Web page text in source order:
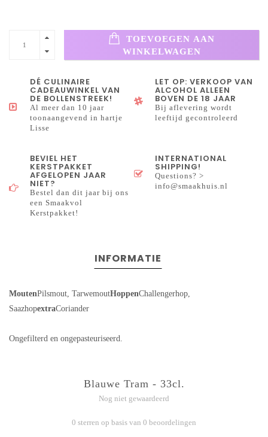
TOEVOEGEN AAN
WINKELWAGEN
DÉ CULINAIRE
CADEAUWINKEL VAN
DE BOLLENSTREEK!
Al meer dan 10 jaar
toonaangevend in hartje
Lisse
LET OP: VERKOOP VAN
ALCOHOL ALLEEN
BOVEN DE 18 JAAR
Bij aflevering wordt
leeftijd gecontroleerd
BEVIEL HET
KERSTPAKKET
AFGELOPEN JAAR
NIET?
Bestel dan dit jaar bij ons
een Smaakvol
Kerstpakket!
INTERNATIONAL
SHIPPING!
Questions? >
info@smaakhuis.nl
INFORMATIE
MoutenPilsmout, TarwemoutHoppenChallengerhop,
SaazhopextraCoriander
Ongefilterd en ongepasteuriseerd.
Blauwe Tram - 33cl.
Nog niet gewaardeerd
0 sterren op basis van 0 beoordelingen